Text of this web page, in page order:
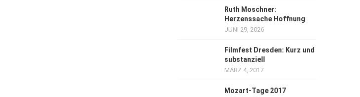
Ruth Moschner:
Herzenssache Hoffnung
JUNI 29, 2026
Filmfest Dresden: Kurz und
substanziell
MÄRZ 4, 2017
Mozart-Tage 2017